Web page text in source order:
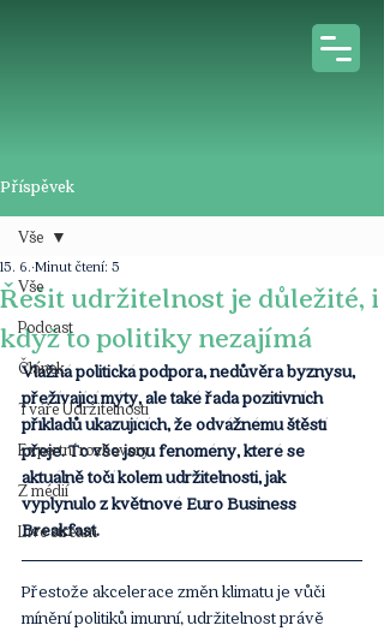
Příspěvek
Vše
Podcast
Článek
Tváře Udržitelnosti
Expertní rozhovory
Z médií
Live stream
Vše
Řešit udržitelnost je důležité, i
když to politiky nezajímá
15. 6. Minut čtení: 5
Vlažná politická podpora, nedůvěra byznysu,
přežívající mýty, ale také řada pozitivních
příkladů ukazujících, že odvážnému štěstí
přeje. To vše jsou fenomény, které se
aktuálně točí kolem udržitelnosti, jak
vyplynulo z květnové Euro Business
Breakfast.
Přestože akcelerace změn klimatu je vůči
mínění politiků imunní, udržitelnost právě